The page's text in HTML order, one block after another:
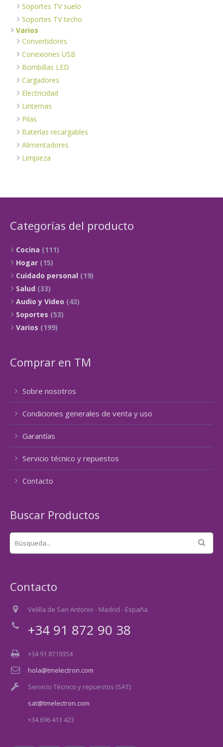
Soportes TV suelo
Soportes TV techo
Varios
Convertidores
Conexiones USB
Bombillas LED
Cargadores
Electricidad
Linternas
Pilas
Baterías recargables
Alimentadores
Limpieza
Categorías del producto
Cocina (111)
Hogar (15)
Cuidado personal (19)
Salud (33)
Audio y Video (43)
Soportes (53)
Varios (199)
Comprar en TM
Sobre nosotros
Condiciones generales de venta y uso
Garantías
Servicio técnico y repuestos
Contacto
Buscar Productos
Contacto
Velilla de San Antonio - Madrid - España
+34 91 872 90 38
+34 91 8719354
hola@tmelectron.com
Servicio Técnico y repuestos (SAT):
sat@tmelectron.com
+34 696 413 423